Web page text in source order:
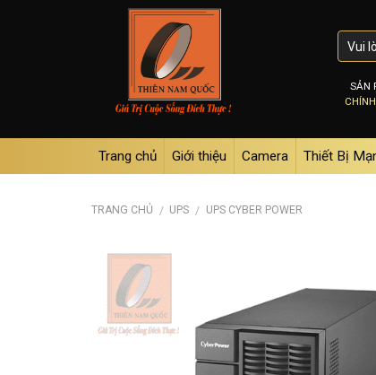
SẢN
Trang chủ Giới thiệu Camera Thiết Bị
TRANG CHỦ / UPS / UPS CYBER POWER